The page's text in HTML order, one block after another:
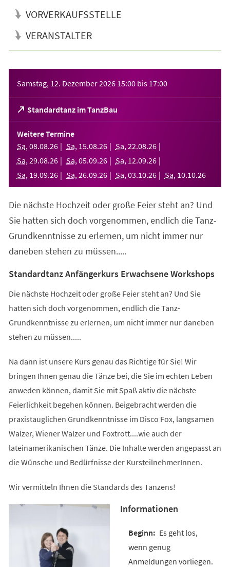
VORVERKAUFSSTELLE
VERANSTALTER
Samstag, 12. Dezember 2026 15:00 bis 17:00
Standardtanz im TanzBau
(Öffnet
in
einem
neuen
Tab)
Weitere Termine
Sa, 08.08.26 Sa, 15.08.26 Sa, 22.08.26
Sa, 29.08.26 Sa, 05.09.26 Sa, 12.09.26
Sa, 19.09.26 Sa, 26.09.26 Sa, 03.10.26 Sa, 10.10.26
Die nächste Hochzeit oder große Feier steht an? Und
Sie hatten sich doch vorgenommen, endlich die Tanz-
Grundkenntnisse zu erlernen, um nicht immer nur
daneben stehen zu müssen.....
Standardtanz Anfängerkurs Erwachsene Workshops
Die nächste Hochzeit oder große Feier steht an? Und Sie
hatten sich doch vorgenommen, endlich die Tanz-
Grundkenntnisse zu erlernen, um nicht immer nur daneben
stehen zu müssen.....
Na dann ist unsere Kurs genau das Richtige für Sie! Wir
bringen Ihnen genau die Tänze bei, die Sie im echten Leben
anweden können, damit Sie mit Spaß aktiv die nächste
Feierlichkeit begehen können. Beigebracht werden die
praxistauglichen Grundkenntnisse im Disco Fox, langsamen
Walzer, Wiener Walzer und Foxtrott....wie auch der
lateinamerikanischen Tänze. Die Inhalte werden angepasst an
die Wünsche und Bedürfnisse der KursteilnehmerInnen.
Wir vermitteln Ihnen die Standards des Tanzens!
Informationen
Es geht los,
wenn genug
Anmeldungen vorliegen.